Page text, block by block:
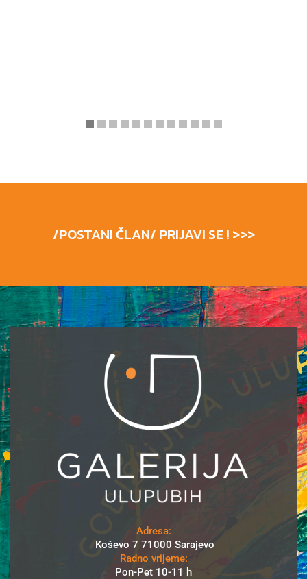
/POSTANI ČLAN/ PRIJAVI SE ! >>>
Adresa:
Koševo 7 71000 Sarajevo
Radno vrijeme:
Pon-Pet 10-11 h